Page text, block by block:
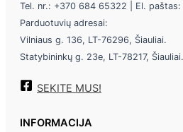
Tel. nr.: +370 684 65322 | El. paštas:
Parduotuvių adresai:
Vilniaus g. 136, LT-76296, Šiauliai.
Statybininkų g. 23e, LT-78217, Šiauliai.
SEKITE MUS!
INFORMACIJA